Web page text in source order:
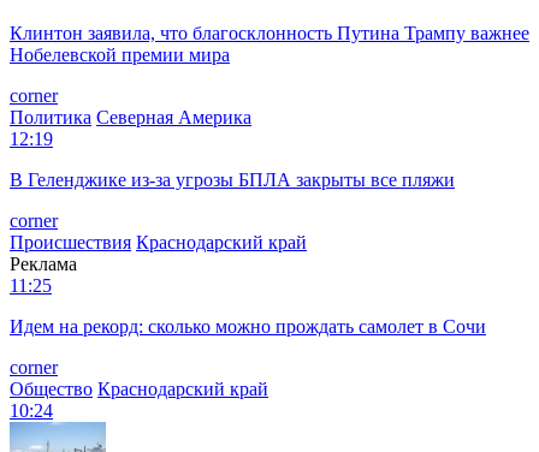
Клинтон заявила, что благосклонность Путина Трампу важнее
Нобелевской премии мира
corner
Политика Северная Америка
12:19
В Геленджике из-за угрозы БПЛА закрыты все пляжи
corner
Происшествия Краснодарский край
Реклама
11:25
Идем на рекорд: сколько можно прождать самолет в Сочи
corner
Общество Краснодарский край
10:24